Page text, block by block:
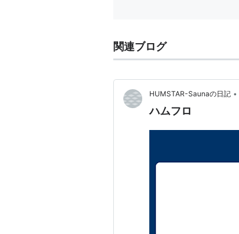
関連ブログ
HUMSTAR-Saunaの日記 •
ハムフロ